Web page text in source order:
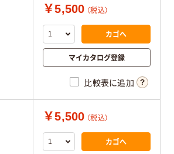
￥5,500 （税込）
カゴへ
マイカタログ登録
比較表に追加
￥5,500 （税込）
カゴへ